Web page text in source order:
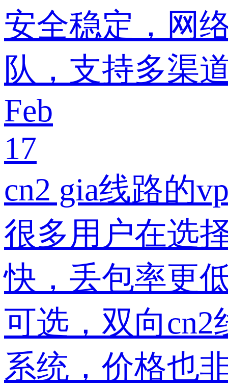
安全稳定，网
队，支持多渠
Feb
17
cn2 gia线路的
很多用户在选
快，丢包率更
可选，双向
系统，价格也